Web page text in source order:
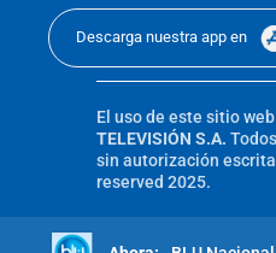
Descarga nuestra app en
El uso de este sitio
TELEVISIÓN S.A.
sin autorización
reserved 2025.